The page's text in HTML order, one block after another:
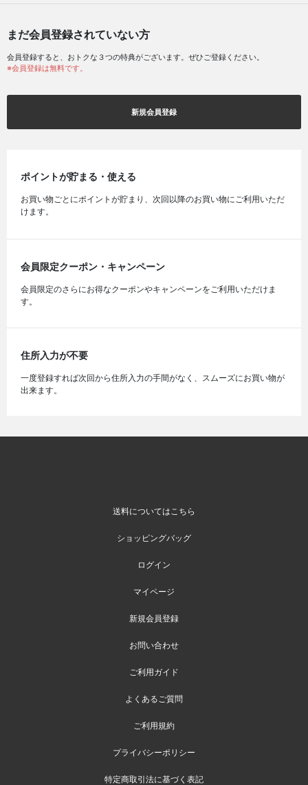
まだ会員登録されていない方
会員登録すると、おトクな３つの特典がございます。ぜひご登録ください。
※会員登録は無料です。
新規会員登録
ポイントが貯まる・使える
お買い物ごとにポイントが貯まり、次回以降のお買い物にご利用いただ
けます。
会員限定クーポン・キャンペーン
会員限定のさらにお得なクーポンやキャンペーンをご利用いただけま
す。
住所入力が不要
一度登録すれば次回から住所入力の手間がなく、スムーズにお買い物が
出来ます。
送料についてはこちら
ショッピングバッグ
ログイン
マイページ
新規会員登録
お問い合わせ
ご利用ガイド
よくあるご質問
ご利用規約
プライバシーポリシー
特定商取引法に基づく表記